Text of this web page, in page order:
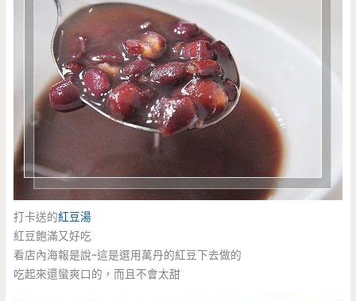
打卡送的紅豆湯
紅豆飽滿又好吃
看店內海報是說~這是選用萬丹的紅豆下去做的
吃起來還蠻爽口的，而且不會太甜